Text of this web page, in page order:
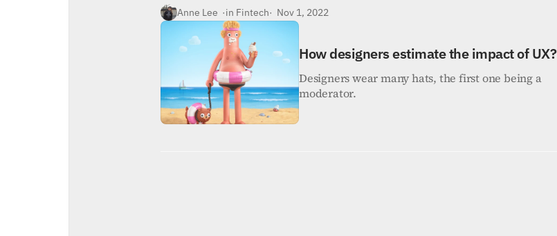
Anne Lee  ·in Fintech·  Nov 1, 2022
How designers estimate the impact of UX?
Designers wear many hats, the first one being a
moderator.